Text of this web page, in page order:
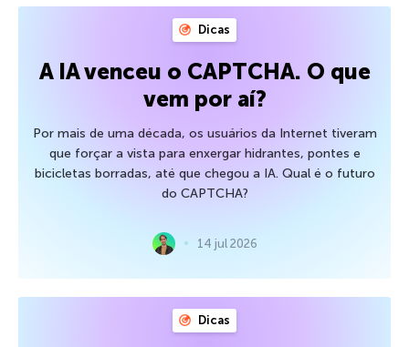
Dicas
A IA venceu o CAPTCHA. O que
vem por aí?
Por mais de uma década, os usuários da Internet tiveram
que forçar a vista para enxergar hidrantes, pontes e
bicicletas borradas, até que chegou a IA. Qual é o futuro
do CAPTCHA?
14 jul 2026
Dicas